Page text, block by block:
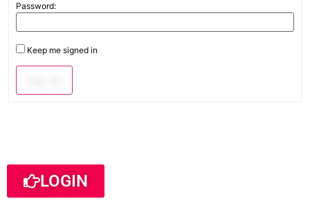
Password:
Keep me signed in
LOGIN